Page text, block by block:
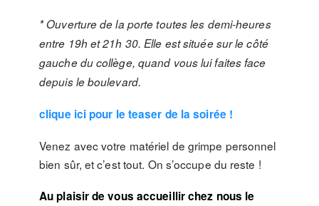
* Ouverture de la porte toutes les demi-heures
entre 19h et 21h 30. Elle est située sur le côté
gauche du collège, quand vous lui faites face
depuis le boulevard.
clique ici pour le teaser de la soirée !
Venez avec votre matériel de grimpe personnel
bien sûr, et c’est tout. On s’occupe du reste !
Au plaisir de vous accueillir chez nous le